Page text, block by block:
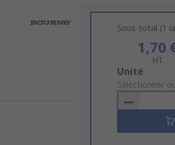
Sous-total (1
1,70
HT
Add
to
Basket
Unité
Sélectionner